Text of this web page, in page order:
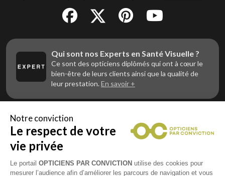
Qui sont nos Experts en Santé Visuelle ?
Ce sont des opticiens diplômés qui ont à cœur le
bien-être de leurs clients ainsi que la qualité de
leur prestation. En savoir +
Vous êtes un professionnel de la vue et
vous souhaitez nous rejoindre ?
Contactez Alliance Optic, la centrale d’achats et
d’accompagnement des opticiens indépendants
Notre conviction
Le respect de votre
vie privée
Le portail OPTICIENS PAR CONVICTION utilise des cookies pour
mesurer l’audience afin d’améliorer les parcours de navigation et vous